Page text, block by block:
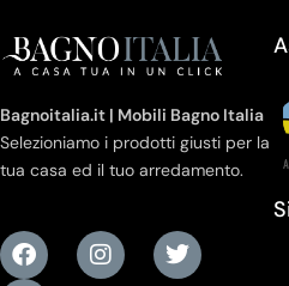
Bagnoitalia.it | Mobili Bagno Italia
Selezioniamo i prodotti giusti per la
tua casa ed il tuo arredamento.